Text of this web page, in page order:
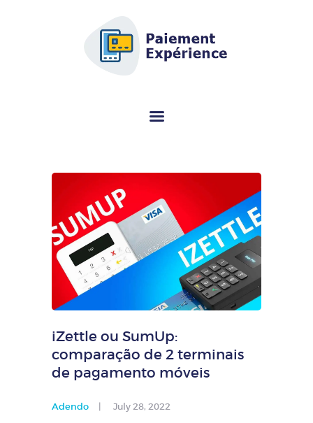
AFSCM.ORG - GUIA DE COMPRAS
Você está procurando informações sobre o terminal de pagamento (TPE)?
Este portal especializado ajuda você a escolher o modelo certo de graça.
TERMINAIS DE
PAGAMENTO MÓVEL
AVISO
A PROPÓSITO
iZettle ou SumUp:
comparação de 2 terminais
de pagamento móveis
Adendo July 28, 2022